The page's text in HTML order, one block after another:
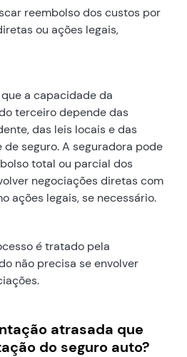
reembolso dos custos por
ou ações legais,
a capacidade da
terceiro depende das
das leis locais e das
seguro. A seguradora pode
total ou parcial dos
negociações diretas com
ações legais, se necessário.
é tratado pela
não precisa se envolver
atrasada que
do seguro auto?